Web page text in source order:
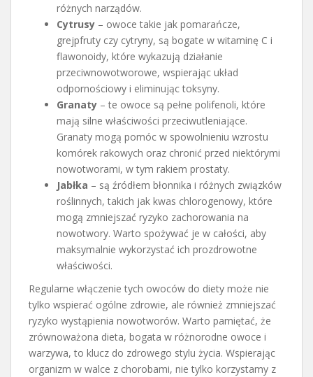
różnych narządów.
Cytrusy – owoce takie jak pomarańcze,
grejpfruty czy cytryny, są bogate w witaminę C i
flawonoidy, które wykazują działanie
przeciwnowotworowe, wspierając układ
odpornościowy i eliminując toksyny.
Granaty – te owoce są pełne polifenoli, które
mają silne właściwości przeciwutleniające.
Granaty mogą pomóc w spowolnieniu wzrostu
komórek rakowych oraz chronić przed niektórymi
nowotworami, w tym rakiem prostaty.
Jabłka – są źródłem błonnika i różnych związków
roślinnych, takich jak kwas chlorogenowy, które
mogą zmniejszać ryzyko zachorowania na
nowotwory. Warto spożywać je w całości, aby
maksymalnie wykorzystać ich prozdrowotne
właściwości.
Regularne włączenie tych owoców do diety może nie
tylko wspierać ogólne zdrowie, ale również zmniejszać
ryzyko wystąpienia nowotworów. Warto pamiętać, że
zrównoważona dieta, bogata w różnorodne owoce i
warzywa, to klucz do zdrowego stylu życia. Wspierając
organizm w walce z chorobami, nie tylko korzystamy z